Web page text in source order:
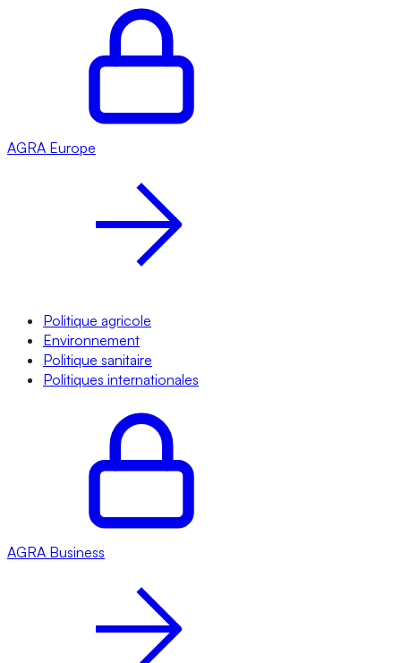
AGRA Europe
Politique agricole
Environnement
Politique sanitaire
Politiques internationales
AGRA Business